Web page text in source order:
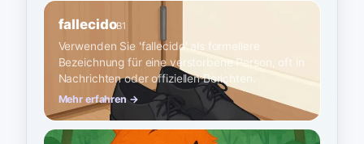
fallecidoB1
Verwenden Sie 'fallecido' als formellere
Bezeichnung für eine verstorbene Person, oft in
Nachrichten oder offiziellen Berichten.
Mehr erfahren →